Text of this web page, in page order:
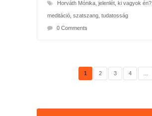
Horváth Mónika, jelenlét, ki vagyok én?,
meditáció, szatszang, tudatosság
0 Comments
1 2 3 4